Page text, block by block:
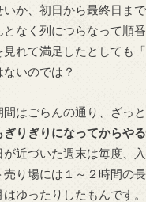
か、初日から最終日ま
なく列につらなって順
れて満足したとしても
いのでは？
はごらんの通り、ざっと
ぎりぎりになってからや
近づいた週末は毎度、
り場には１～２時間の
ゆったりしたもんです。